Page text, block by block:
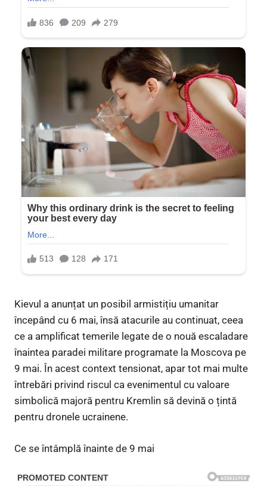
Kievul a anunțat un posibil armistițiu umanitar
începând cu 6 mai, însă atacurile au continuat, ceea
ce a amplificat temerile legate de o nouă escaladare
înaintea paradei militare programate la Moscova pe
9 mai. În acest context tensionat, apar tot mai multe
întrebări privind riscul ca evenimentul cu valoare
simbolică majoră pentru Kremlin să devină o țintă
pentru dronele ucrainene.
Ce se întâmplă înainte de 9 mai